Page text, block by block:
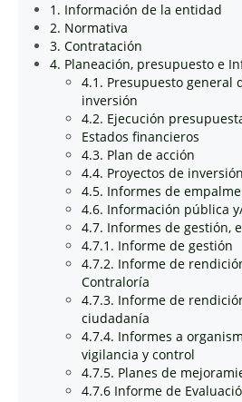
1. Información de la entidad
2. Normativa
3. Contratación
4. Planeación, presupuesto e
4.1. Presupuesto general
inversión
4.2. Ejecución
Estados financieros
4.3. Plan de acción
4.4. Proyectos de inversión
4.5. Informes de empalme
4.6. Información pública
4.7. Informes de gestión,
4.7.1. Informe de gestión
4.7.2. Informe de
Contraloría
4.7.3. Informe de
ciudadanía
4.7.4. Informes a
vigilancia y control
4.7.5. Planes de
4.7.6 Informe de